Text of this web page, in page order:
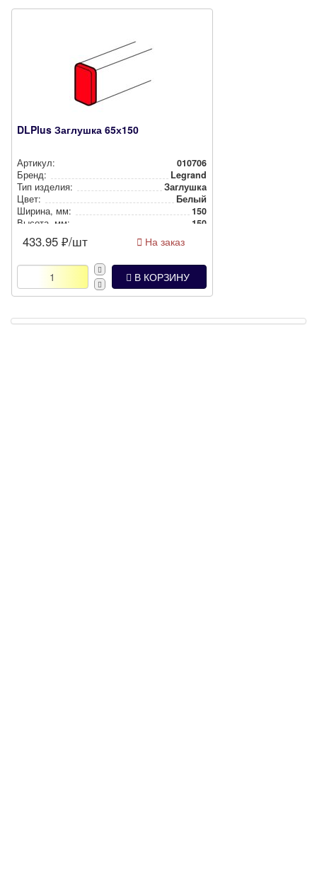
DLPlus Заглушка 65х150
Артикул:
010706
Бренд:
Legrand
Тип изделия:
Заглушка
Цвет:
Белый
Ширина, мм:
150
Высота, мм:
150
433.95 ₽/шт На заказ
В КОРЗИНУ